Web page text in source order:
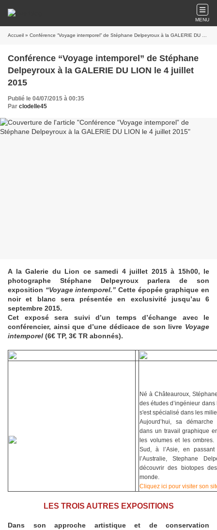
MENU
Accueil » Conférence “Voyage intemporel” de Stéphane Delpeyroux à la GALERIE DU LION le 4 juillet 2015
Conférence “Voyage intemporel” de Stéphane
Delpeyroux à la GALERIE DU LION le 4 juillet
2015
Publié le 04/07/2015 à 00:35
Par clodelle45
A la Galerie du Lion ce samedi 4 juillet 2015 à 15h00, le
photographe Stéphane Delpeyroux parlera de son
exposition “Voyage intemporel.” Cette épopée graphique en
noir et blanc sera présentée en exclusivité jusqu’au 6
septembre 2015.
Cet exposé sera suivi d’un temps d’échange avec le
conférencier, ainsi que d’une dédicace de son livre Voyage
intemporel (6€ TP, 3€ TR abonnés).
Né à Châteauroux,
des études d’ingénieur dans
s'est spécialisé dans les
Aujourd’hui, sa démarche
dans un travail graphique
les volumes et les ombres.
Sud, à l’Asie, en passant
l’Australie, Stephane
découvrir des biotopes
monde.
Cliquez ici pour visiter son
LES TROIS AUTRES EXPOSITIONS
Dans son approche artistique et de conservation